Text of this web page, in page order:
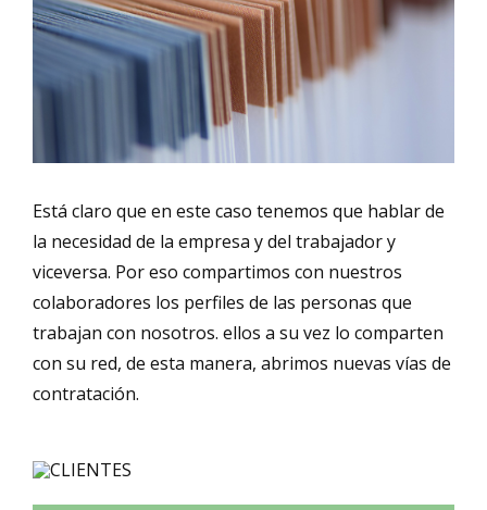
Está claro que en este caso tenemos que hablar de
la necesidad de la empresa y del trabajador y
viceversa. Por eso compartimos con nuestros
colaboradores los perfiles de las personas que
trabajan con nosotros. ellos a su vez lo comparten
con su red, de esta manera, abrimos nuevas vías de
contratación.